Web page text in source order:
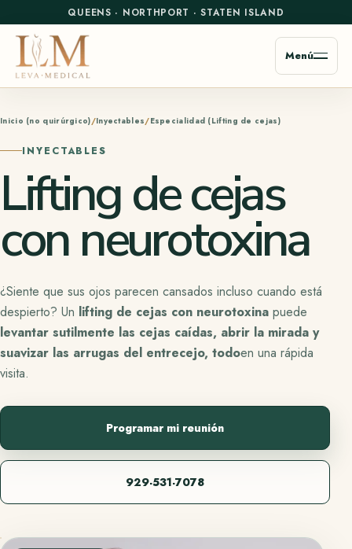
QUEENS · NORTHPORT · STATEN ISLAND
Menú
Inicio (no quirúrgico) Inyectables Especialidad (Lifting de cejas)
INYECTABLES
Lifting de cejas
con neurotoxina
¿Siente que sus ojos parecen cansados incluso cuando está
despierto? Un lifting de cejas con neurotoxina puede
levantar sutilmente las cejas caídas, abrir la mirada y
suavizar las arrugas del entrecejo, todoen una rápida
visita.
Programar mi reunión
929-531-7078